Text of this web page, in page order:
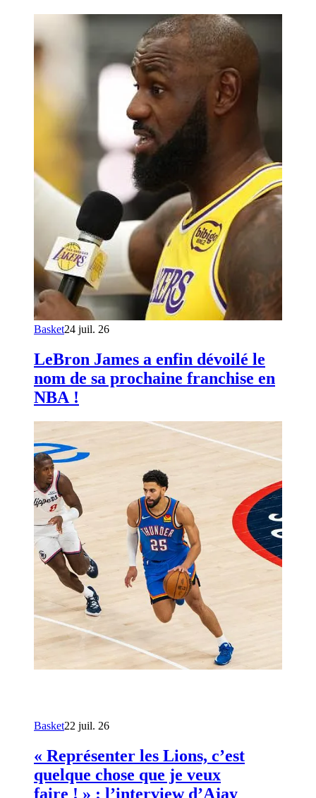
Basket24 juil. 26
LeBron James a enfin dévoilé le
nom de sa prochaine franchise en
NBA !
Basket22 juil. 26
« Représenter les Lions, c’est
quelque chose que je veux
faire ! » : l’interview d’Ajay